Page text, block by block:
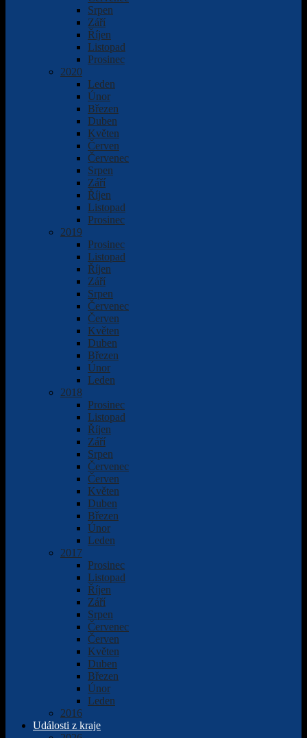
Srpen
Září
Říjen
Listopad
Prosinec
2020
Leden
Únor
Březen
Duben
Květen
Červen
Červenec
Srpen
Září
Říjen
Listopad
Prosinec
2019
Prosinec
Listopad
Říjen
Září
Srpen
Červenec
Červen
Květen
Duben
Březen
Únor
Leden
2018
Prosinec
Listopad
Říjen
Září
Srpen
Červenec
Červen
Květen
Duben
Březen
Únor
Leden
2017
Prosinec
Listopad
Říjen
Září
Srpen
Červenec
Červen
Květen
Duben
Březen
Únor
Leden
2016
Události z kraje